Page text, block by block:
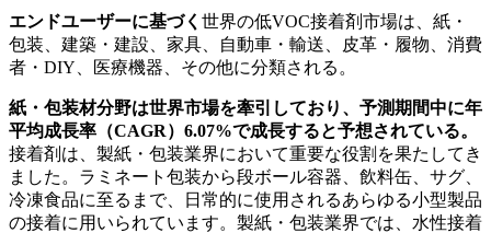
エンドユーザーに基づく 世界の低VOC接着剤市場は、紙・
包装、建築・建設、家具、自動車・輸送、皮革・履物、消費
者・DIY、医療機器、その他に分類される。
紙・包装材分野は世界市場を牽引しており、予測期間中に年
平均成長率（CAGR）6.07%で成長すると予想されている。
接着剤は、製紙・包装業界において重要な役割を果たしてき
ました。ラミネート包装から段ボール容器、飲料缶、サグ、
冷凍食品に至るまで、日常的に使用されるあらゆる小型製品
の接着に用いられています。製紙・包装業界では、水性接着